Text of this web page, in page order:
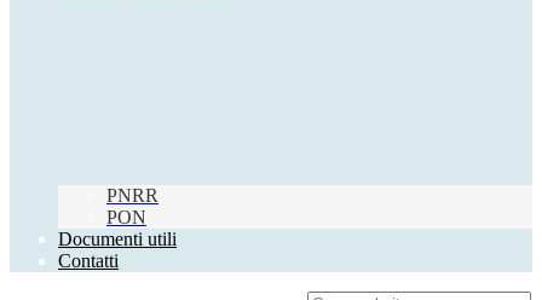
PNRR
PON
Documenti utili
Contatti